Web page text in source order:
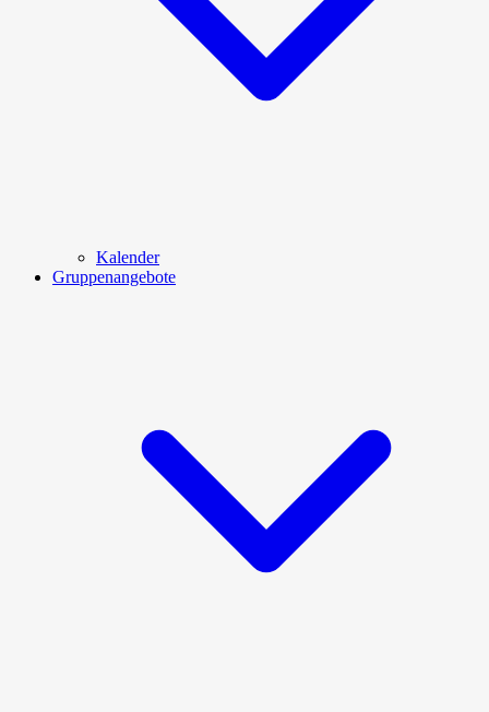
Kalender
Gruppenangebote